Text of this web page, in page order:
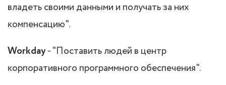
владеть своими данными и получать за них
компенсацию".
Workday- "Поставить людей в центр
корпоративного программного обеспечения".